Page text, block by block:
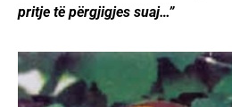
pritje të përgjigjes suaj…”